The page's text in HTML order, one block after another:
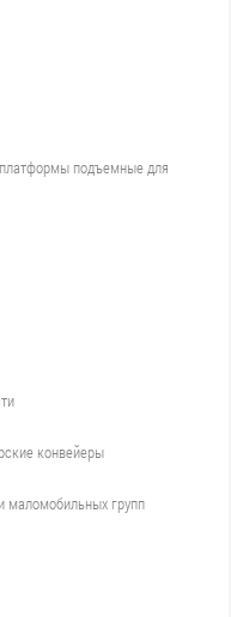
подъемные для
конвейеры
групп